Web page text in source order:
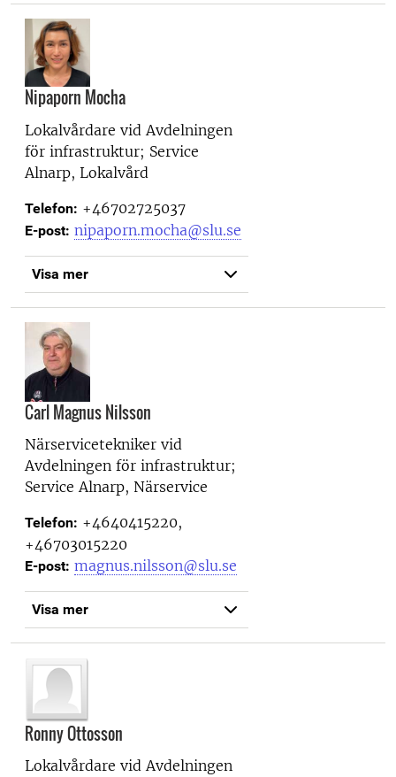
Nipaporn Mocha
Lokalvårdare vid Avdelningen
för infrastruktur; Service
Alnarp, Lokalvård
Telefon: +46702725037
E-post: nipaporn.mocha@slu.se
Visa mer
Carl Magnus Nilsson
Närservicetekniker vid
Avdelningen för infrastruktur;
Service Alnarp, Närservice
Telefon: +4640415220,
+46703015220
E-post: magnus.nilsson@slu.se
Visa mer
Ronny Ottosson
Lokalvårdare vidAvdelningen